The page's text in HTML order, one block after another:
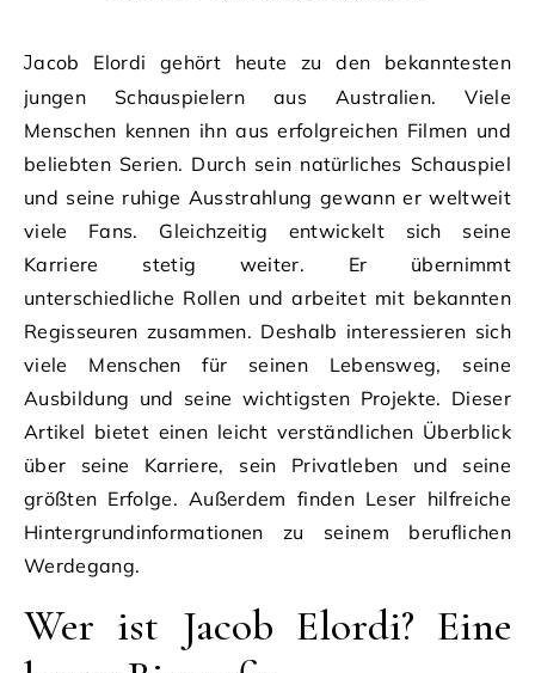
Jacob Elordi gehört heute zu den bekanntesten
jungen Schauspielern aus Australien. Viele
Menschen kennen ihn aus erfolgreichen Filmen und
beliebten Serien. Durch sein natürliches Schauspiel
und seine ruhige Ausstrahlung gewann er weltweit
viele Fans. Gleichzeitig entwickelt sich seine
Karriere stetig weiter. Er übernimmt
unterschiedliche Rollen und arbeitet mit bekannten
Regisseuren zusammen. Deshalb interessieren sich
viele Menschen für seinen Lebensweg, seine
Ausbildung und seine wichtigsten Projekte. Dieser
Artikel bietet einen leicht verständlichen Überblick
über seine Karriere, sein Privatleben und seine
größten Erfolge. Außerdem finden Leser hilfreiche
Hintergrundinformationen zu seinem beruflichen
Werdegang.
Wer ist Jacob Elordi? Eine